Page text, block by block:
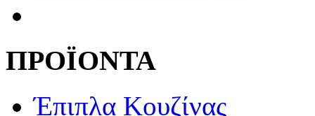
ΠΡΟΪΟΝΤΑ
Έπιπλα Κουζίνας